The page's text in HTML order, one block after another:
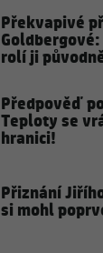
Překvapivé
rolí ji
Předpověď
Teploty se
hranici!
Přiznání
si mohl